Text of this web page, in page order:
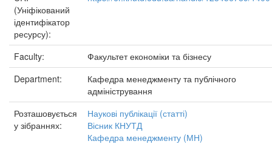
(Уніфікований
ідентифікатор
ресурсу):
Faculty:
Факультет економіки та бізнесу
Department:
Кафедра менеджменту та публічного
адміністрування
Розташовується
у зібраннях:
Наукові публікації (статті)
Вісник КНУТД
Кафедра менеджменту (МН)